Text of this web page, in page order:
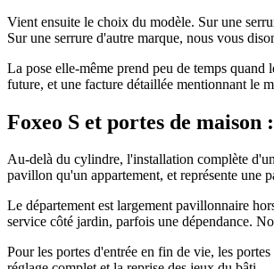
Vient ensuite le choix du modèle. Sur une
Sur une serrure d'autre marque, nous vous
La pose elle-même prend peu de temps
future, et une facture détaillée mentionnant le
Foxeo S et portes de maison
Au-delà du cylindre, l'installation complète
pavillon qu'un appartement, et représente une
Le département est largement pavillonnaire
service côté jardin, parfois une dépendance.
Pour les portes d'entrée en fin de vie, les